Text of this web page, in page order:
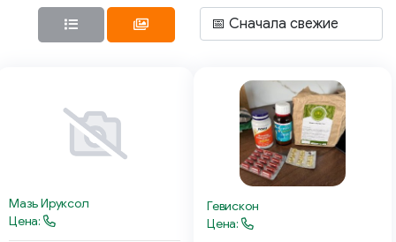
Мазь Ируксол
Цена:
Гевискон
Цена: